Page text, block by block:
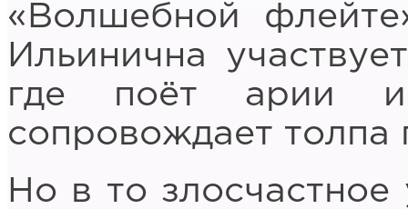
«Волшебной
Ильинична
где поёт арии
сопровождает толпа
Но в то